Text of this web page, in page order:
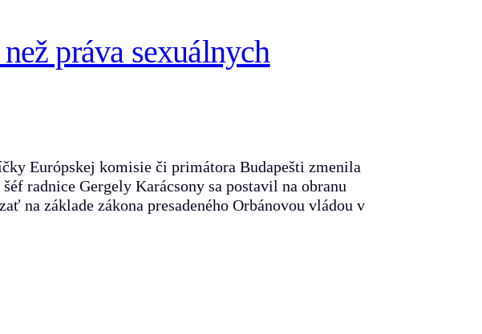
práva sexuálnych
Európskej komisie či primátora Budapešti zmenila
radnice Gergely Karácsony sa postavil na obranu
na základe zákona presadeného Orbánovou vládou v